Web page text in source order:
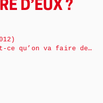
D’EUX ?
ce qu’on va faire de…